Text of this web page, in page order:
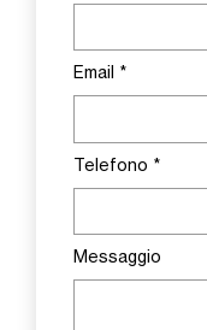
Email *
Telefono *
Messaggio